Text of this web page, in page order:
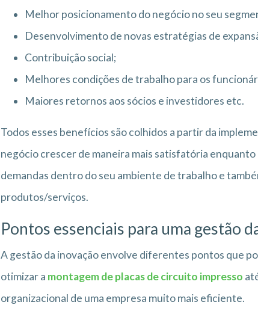
Melhor posicionamento do negócio no seu
Desenvolvimento de novas estratégias de
Contribuição social;
Melhores condições de trabalho para os
Maiores retornos aos sócios e investidores etc.
Todos esses benefícios são colhidos a partir da
negócio crescer de maneira mais satisfatória
demandas dentro do seu ambiente de trabalho e
produtos/serviços.
Pontos essenciais para uma gestão
A gestão da inovação envolve diferentes pontos que
otimizar a montagem de placas de circuito impresso
organizacional de uma empresa muito mais eficiente.